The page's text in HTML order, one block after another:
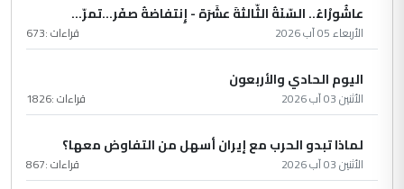
عاشُورْاءُ.. السّنَةُ الثّالثةَ عشَرَة - إِنتفاضةُ صفَر…تمرّ...
الأربعاء 05 آب 2026 قراءات :673
اليوم الحادي والأربعون
الأثنين 03 آب 2026 قراءات :1826
لماذا تبدو الحرب مع إيران أسهل من التفاوض معها؟
الأثنين 03 آب 2026 قراءات :867